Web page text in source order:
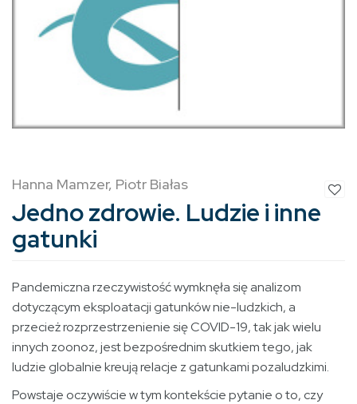
Hanna Mamzer, Piotr Białas
Jedno zdrowie. Ludzie i inne
gatunki
Pandemiczna rzeczywistość wymknęła się analizom
dotyczącym eksploatacji gatunków nie-ludzkich, a
przecież rozprzestrzenienie się COVID-19, tak jak wielu
innych zoonoz, jest bezpośrednim skutkiem tego, jak
ludzie globalnie kreują relacje z gatunkami pozaludzkimi.
Powstaje oczywiście w tym kontekście pytanie o to, czy